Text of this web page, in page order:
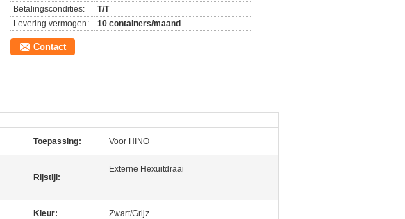
Betalingscondities:
T/T
Levering vermogen:
10 containers/maand
Contact
Toepassing: Voor HINO
Rijstijl:
Externe Hexuitdraai
Kleur: Zwart/Grijz